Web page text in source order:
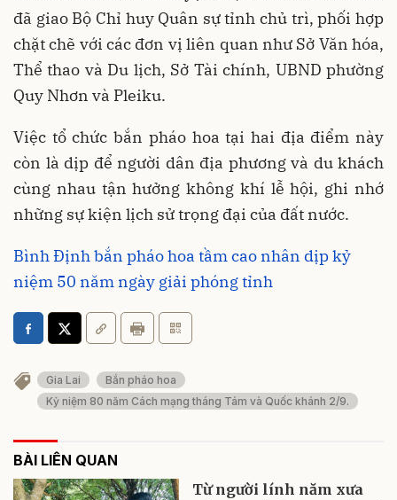
đã giao Bộ Chỉ huy Quân sự tỉnh chủ trì, phối hợp
chặt chẽ với các đơn vị liên quan như Sở Văn hóa,
Thể thao và Du lịch, Sở Tài chính, UBND phường
Quy Nhơn và Pleiku.
Việc tổ chức bắn pháo hoa tại hai địa điểm này
còn là dịp để người dân địa phương và du khách
cùng nhau tận hưởng không khí lễ hội, ghi nhớ
những sự kiện lịch sử trọng đại của đất nước.
Bình Định bắn pháo hoa tầm cao nhân dịp kỷ
niệm 50 năm ngày giải phóng tỉnh
Gia Lai
Bắn pháo hoa
Kỷ niệm 80 năm Cách mạng tháng Tám và Quốc khánh 2/9.
BÀI LIÊN QUAN
Từ người lính năm xưa